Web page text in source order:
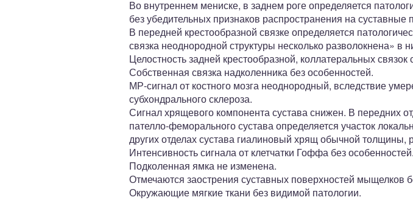
Во внутреннем мениске, в заднем роге определяется
без убедительных признаков распространения на суставные
В передней крестообразной связке определяется
связка неоднородной структуры несколько разволокнена» в
Целостность задней крестообразной, коллатеральных связок
Собственная связка надколенника без особенностей.
МР-сигнал от костного мозга неоднородный, вследствие
субхондрального склероза.
Сигнал хрящевого компонента сустава снижен. В передних
пателло-феморального сустава определяется участок
других отделах сустава гиалиновый хрящ обычной толщины,
Интенсивность сигнала от клетчатки Гоффа без особенностей.
Подколенная ямка не изменена.
Отмечаются заострения суставных поверхностей мыщелков
Окружающие мягкие ткани без видимой патологии.